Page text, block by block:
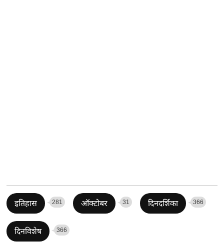
इतिहास 281 ऑक्टोबर 31 दिनदर्शिका 366
दिनविशेष 366